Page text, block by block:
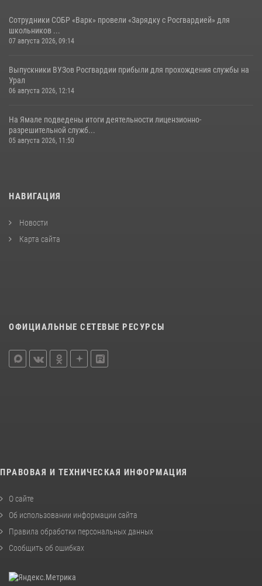
Сотрудники СОБР «Варк» провели «Зарядку с Росгвардией» для
школьников ...
07 августа 2026, 09:14
Выпускники ВУЗов Росгвардии прибыли для прохождения службы на
Урал
06 августа 2026, 12:14
На Ямале подведены итоги деятельности лицензионно-
разрешительной служб...
05 августа 2026, 11:50
НАВИГАЦИЯ
Новости
Карта сайта
ОФИЦИАЛЬНЫЕ СЕТЕВЫЕ РЕСУРСЫ
ПРАВОВАЯ И ТЕХНИЧЕСКАЯ ИНФОРМАЦИЯ
О сайте
Об использовании информации сайта
Правила обработки персональных данных
Сообщить об ошибках